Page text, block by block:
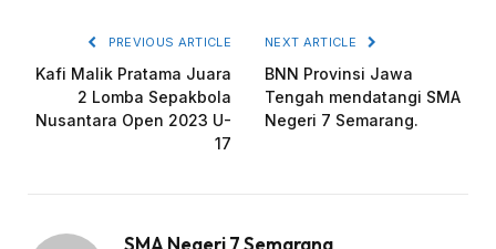
PREVIOUS ARTICLE
Kafi Malik Pratama Juara
2 Lomba Sepakbola
Nusantara Open 2023 U-
17
NEXT ARTICLE
BNN Provinsi Jawa
Tengah mendatangi SMA
Negeri 7 Semarang.
SMA Negeri 7 Semarang